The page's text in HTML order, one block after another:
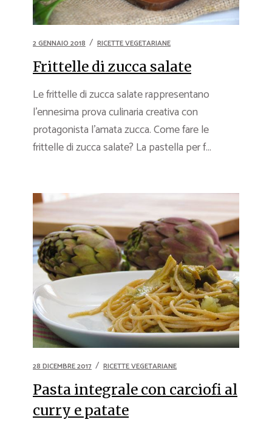
2 GENNAIO 2018 RICETTE VEGETARIANE
Frittelle di zucca salate
Le frittelle di zucca salate rappresentano
l’ennesima prova culinaria creativa con
protagonista l’amata zucca. Come fare le
frittelle di zucca salate? La pastella per f...
28 DICEMBRE 2017 RICETTE VEGETARIANE
Pasta integrale con carciofi al
curry e patate